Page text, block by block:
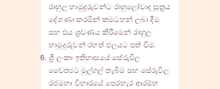
රාහුල හාමුදුරුවන්ට රාහුලෝවාද සූත්‍රය
දේශණා කරමින් කමටහන් ලබා දීම
සහ එය ශ්‍රවණය කිරීමෙන් රාහුල
හාමුදුරුවන් රහත් ඵලයට පත් වීම.
ශ්‍රී ලංකා ඉතිහාසයේ සේරුවිල
චෛත්‍යට මුල්ගල් තැබීම සහ සේරුවිල
රජමහා විහාරයේ පෙරහැර ආරම්භ